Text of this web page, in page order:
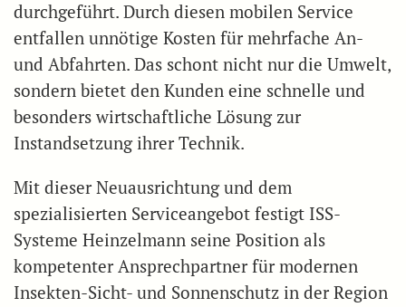
durchgeführt. Durch diesen mobilen Service
entfallen unnötige Kosten für mehrfache An-
und Abfahrten. Das schont nicht nur die Umwelt,
sondern bietet den Kunden eine schnelle und
besonders wirtschaftliche Lösung zur
Instandsetzung ihrer Technik.
Mit dieser Neuausrichtung und dem
spezialisierten Serviceangebot festigt ISS-
Systeme Heinzelmann seine Position als
kompetenter Ansprechpartner für modernen
Insekten-Sicht- und Sonnenschutz in der Region